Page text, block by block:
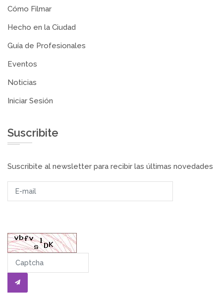
Cómo Filmar
Hecho en la Ciudad
Guía de Profesionales
Eventos
Noticias
Iniciar Sesión
Suscribite
Suscribite al newsletter para recibir las últimas novedades